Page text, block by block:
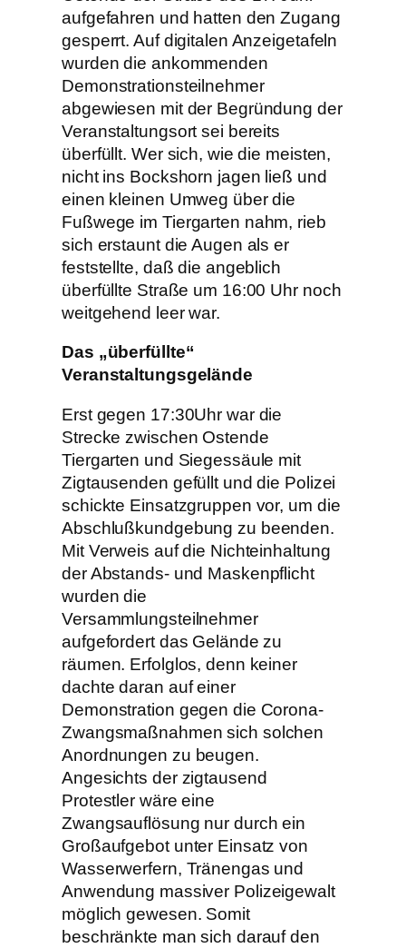
aufgefahren und hatten den Zugang
gesperrt. Auf digitalen Anzeigetafeln
wurden die ankommenden
Demonstrationsteilnehmer
abgewiesen mit der Begründung der
Veranstaltungsort sei bereits
überfüllt. Wer sich, wie die meisten,
nicht ins Bockshorn jagen ließ und
einen kleinen Umweg über die
Fußwege im Tiergarten nahm, rieb
sich erstaunt die Augen als er
feststellte, daß die angeblich
überfüllte Straße um 16:00 Uhr noch
weitgehend leer war.
Das „überfüllte“
Veranstaltungsgelände
Erst gegen 17:30Uhr war die
Strecke zwischen Ostende
Tiergarten und Siegessäule mit
Zigtausenden gefüllt und die Polizei
schickte Einsatzgruppen vor, um die
Abschlußkundgebung zu beenden.
Mit Verweis auf die Nichteinhaltung
der Abstands- und Maskenpflicht
wurden die
Versammlungsteilnehmer
aufgefordert das Gelände zu
räumen. Erfolglos, denn keiner
dachte daran auf einer
Demonstration gegen die Corona-
Zwangsmaßnahmen sich solchen
Anordnungen zu beugen.
Angesichts der zigtausend
Protestler wäre eine
Zwangsauflösung nur durch ein
Großaufgebot unter Einsatz von
Wasserwerfern, Tränengas und
Anwendung massiver Polizeigewalt
möglich gewesen. Somit
beschränkte man sich darauf den